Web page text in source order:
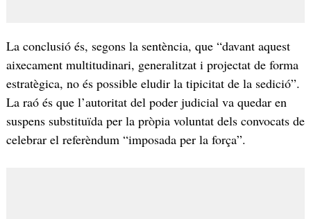
La conclusió és, segons la sentència, que “davant aquest
aixecament multitudinari, generalitzat i projectat de forma
estratègica, no és possible eludir la tipicitat de la sedició”.
La raó és que l’autoritat del poder judicial va quedar en
suspens substituïda per la pròpia voluntat dels convocats de
celebrar el referèndum “imposada per la força”.